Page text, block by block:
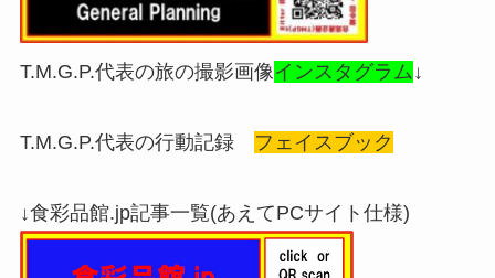
T.M.G.P.代表の旅の撮影画像インスタグラム↓
T.M.G.P.代表の行動記録 フェイスブック
↓食彩品館.jp記事一覧(あえてPCサイト仕様)